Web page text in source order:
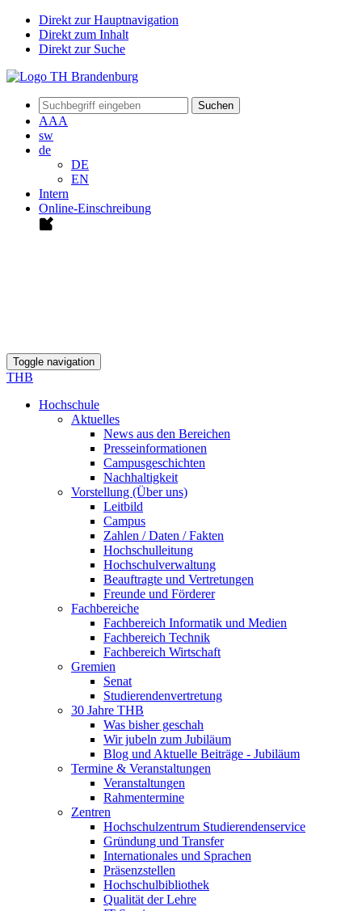
Direkt zur Hauptnavigation
Direkt zum Inhalt
Direkt zur Suche
Suchen
AAA
sw
de
DE
EN
Intern
Online-Einschreibung
Toggle navigation
THB
Hochschule
Aktuelles
News aus den Bereichen
Presseinformationen
Campusgeschichten
Nachhaltigkeit
Vorstellung (Über uns)
Leitbild
Campus
Zahlen / Daten / Fakten
Hochschulleitung
Hochschulverwaltung
Beauftragte und Vertretungen
Freunde und Förderer
Fachbereiche
Fachbereich Informatik und Medien
Fachbereich Technik
Fachbereich Wirtschaft
Gremien
Senat
Studierendenvertretung
30 Jahre THB
Was bisher geschah
Wir jubeln zum Jubiläum
Blog und Aktuelle Beiträge - Jubiläum
Termine & Veranstaltungen
Veranstaltungen
Rahmentermine
Zentren
Hochschulzentrum Studierendenservice
Gründung und Transfer
Internationales und Sprachen
Präsenzstellen
Hochschulbibliothek
Qualität der Lehre